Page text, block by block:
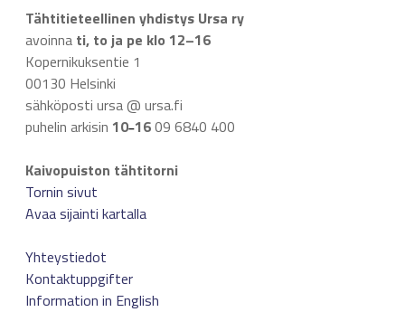
Tähtitieteellinen yhdistys Ursa ry
avoinna ti, to ja pe klo 12–16
Kopernikuksentie 1
00130 Helsinki
sähköposti ursa @ ursa.fi
puhelin arkisin 10–1609 6840 400
Kaivopuiston tähtitorni
Tornin sivut
Avaa sijainti kartalla
Yhteystiedot
Kontaktuppgifter
Information in English